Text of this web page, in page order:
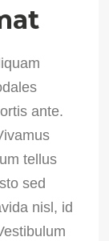
ante.
tellus
sed
nisl, id